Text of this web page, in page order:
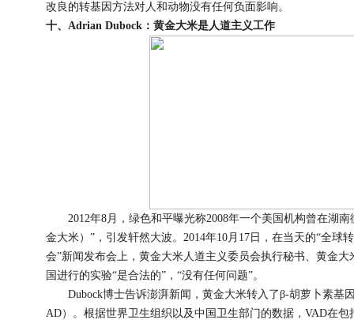
改良的转基因方法对人和动物没有任何负面影响。
十、Adrian Dubock：黄金大米是人道主义工作
2012年8月，绿色和平曝光称2008年一个美国机构曾在湖南
金大米）”，引发轩然大波。2014年10月17日，在当天的“全球
会”新闻发布会上，黄金大米人道主义委员会执行秘书、黄金
国进行的实验“是合法的”，“没有任何问题”。
Dubock博士告诉澎湃新闻，黄金大米转入了β-胡萝卜素基
AD）。根据世界卫生组织以及中国卫生部门的数据，VAD在